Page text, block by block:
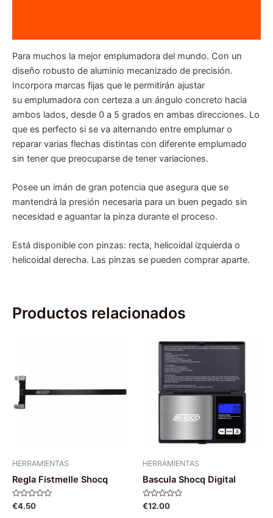
Para muchos la mejor emplumadora del mundo. Con un
diseño robusto de aluminio mecanizado de precisión.
Incorpora marcas fijas que le permitirán ajustar
su emplumadora con certeza a un ángulo concreto hacia
ambos lados, desde 0 a 5 grados en ambas direcciones. Lo
que es perfecto si se va alternando entre emplumar o
reparar varias flechas distintas con diferente emplumado
sin tener que preocuparse de tener variaciones.
Posee un imán de gran potencia que asegura que se
mantendrá la presión necesaria para un buen pegado sin
necesidad e aguantar la pinza durante el proceso.
Está disponible con pinzas: recta, helicoidal izquierda o
helicoidal derecha. Las pinzas se pueden comprar aparte.
Productos relacionados
HERRAMIENTAS
Regla Fistmelle Shocq
Valorado
con
€4.50
HERRAMIENTAS
Bascula Shocq Digital
Valorado
con
€12.00